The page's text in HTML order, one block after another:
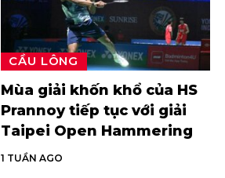
CẦU LÔNG
Mùa giải khốn khổ của HS
Prannoy tiếp tục với giải
Taipei Open Hammering
1 TUẦN AGO